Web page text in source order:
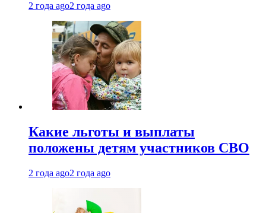
2 года ago2 года ago
Какие льготы и выплаты
положены детям участников СВО
2 года ago2 года ago